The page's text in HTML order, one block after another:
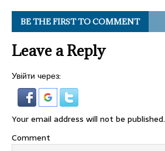
BE THE FIRST TO COMMENT
Leave a Reply
Увійти через:
Your email address will not be published.
Comment